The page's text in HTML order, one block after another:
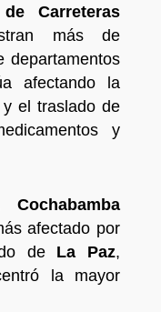
Carreteras
más de
departamentos
afectando la
y el traslado de
y
Cochabamba
afectado por
de La Paz,
la mayor